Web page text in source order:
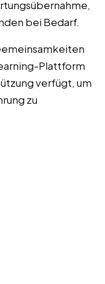
bei Bedarf.
Plattform
verfügt, um
zu